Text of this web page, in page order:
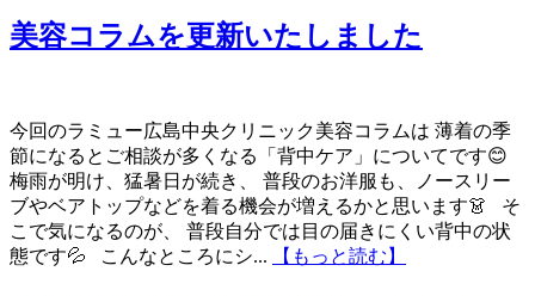
美容コラムを更新いたしました
今回のラミュー広島中央クリニック美容コラムは 薄着の季
節になるとご相談が多くなる「背中ケア」についてです😊
梅雨が明け、猛暑日が続き、 普段のお洋服も、ノースリー
ブやベアトップなどを着る機会が増えるかと思います👗 そ
こで気になるのが、 普段自分では目の届きにくい背中の状
態です💦 こんなところにシ...
【もっと読む】